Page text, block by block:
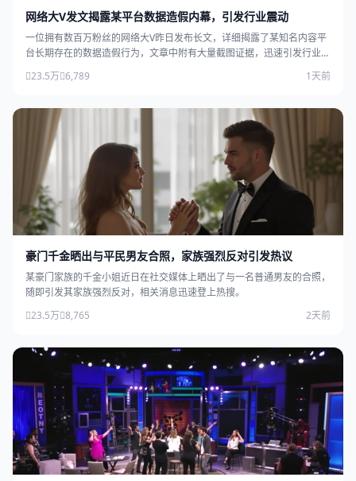
网络大V发文揭露某平台数据造假内幕，引发行业震动
一位拥有数百万粉丝的网络大V昨日发布长文，详细揭露了某知名内容平
台长期存在的数据造假行为，文章中附有大量截图证据，迅速引发行业广
23.5万 6,789 1天前
豪门千金晒出与平民男友合照，家族强烈反对引发热议
某豪门家族的千金小姐近日在社交媒体上晒出了与一名普通男友的合照，
随即引发其家族强烈反对，相关消息迅速登上热搜。
23.5万 8,765 2天前